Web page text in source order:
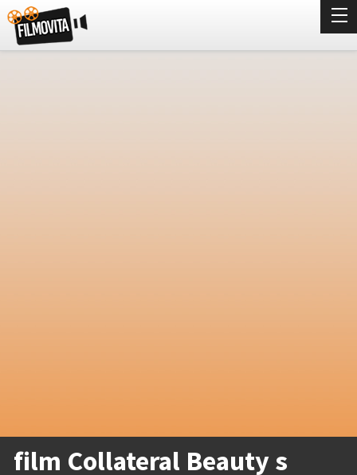
film Collateral Beauty s